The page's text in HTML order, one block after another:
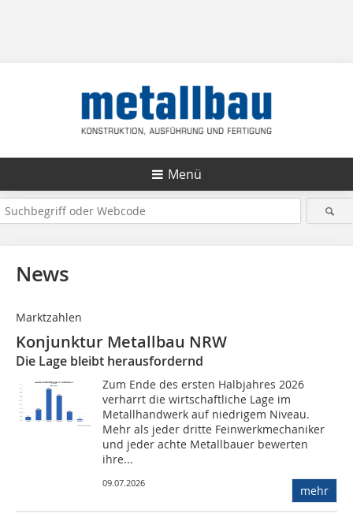
Menü
News
Marktzahlen
Konjunktur Metallbau NRW
Die Lage bleibt herausfordernd
Zum Ende des ersten Halbjahres 2026
verharrt die wirtschaftliche Lage im
Metallhandwerk auf niedrigem Niveau.
Mehr als jeder dritte Feinwerkmechaniker
und jeder achte Metallbauer bewerten
ihre...
09.07.2026
mehr